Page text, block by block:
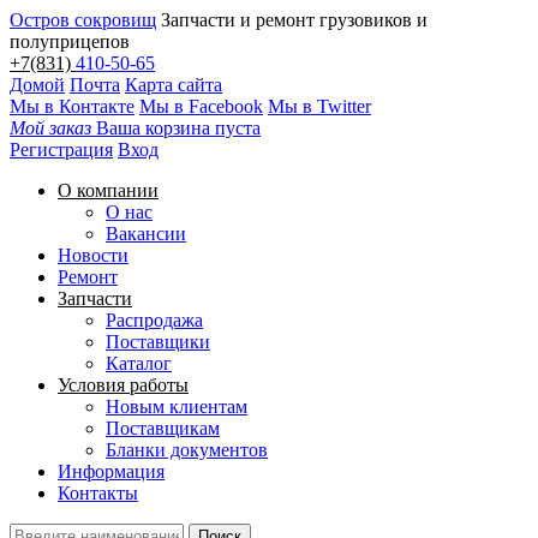
Остров сокровищ Запчасти и ремонт грузовиков и
полуприцепов
+7(831) 410-50-65
Домой Почта Карта сайта
Мы в Контакте Мы в Facebook Мы в Twitter
Мой заказ Ваша корзина пуста
Регистрация Вход
О компании
О нас
Вакансии
Новости
Ремонт
Запчасти
Распродажа
Поставщики
Каталог
Условия работы
Новым клиентам
Поставщикам
Бланки документов
Информация
Контакты